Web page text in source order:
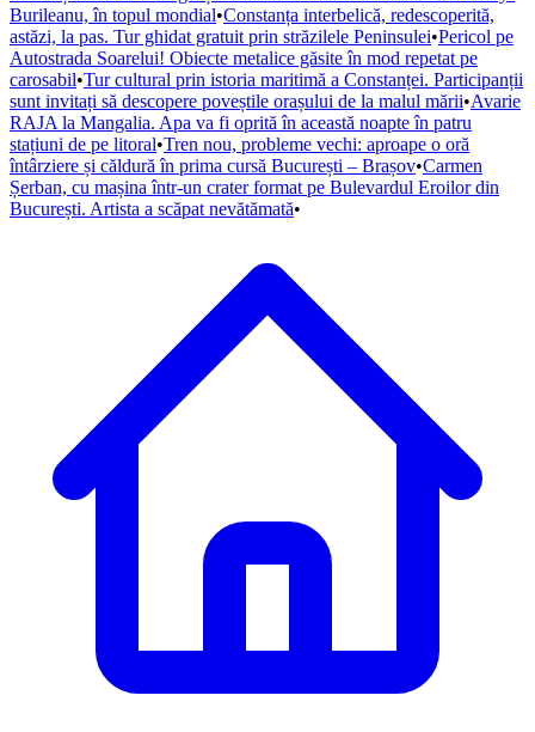
Burileanu, în topul mondial•Constanța interbelică, redescoperită,
astăzi, la pas. Tur ghidat gratuit prin străzilele Peninsulei•Pericol pe
Autostrada Soarelui! Obiecte metalice găsite în mod repetat pe
carosabil•Tur cultural prin istoria maritimă a Constanței. Participanții
sunt invitați să descopere poveștile orașului de la malul mării•Avarie
RAJA la Mangalia. Apa va fi oprită în această noapte în patru
stațiuni de pe litoral•Tren nou, probleme vechi: aproape o oră
întârziere și căldură în prima cursă București – Brașov•Carmen
Șerban, cu mașina într-un crater format pe Bulevardul Eroilor din
București. Artista a scăpat nevătămată•